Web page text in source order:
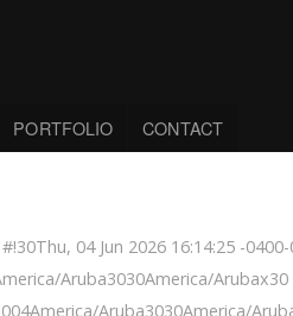
PORTFOLIO CONTACT
04 Jun 2026 16:14:25 -
Aruba3030America/
Aruba3030America/